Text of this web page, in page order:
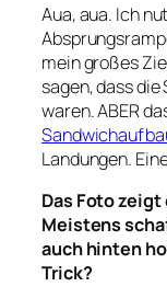
Aua, aua. Ich
mein großes
sagen, dass
waren. ABER
Landungen.
Das Foto
Meistens
auch hinten
Trick?